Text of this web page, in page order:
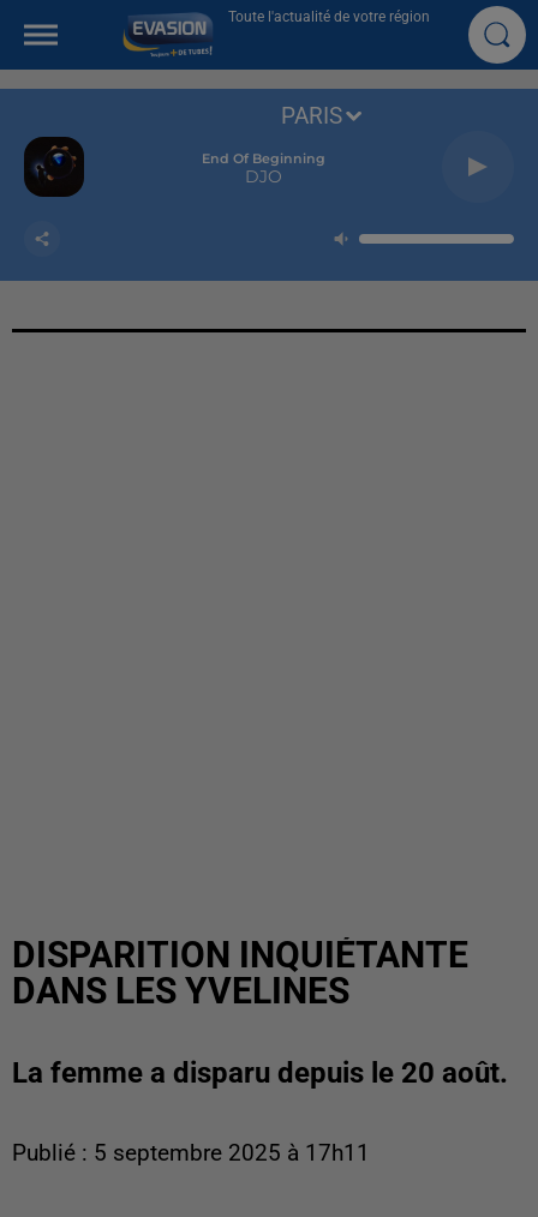
Toute l'actualité de votre région
End Of Beginning
DJO
PARIS
DISPARITION INQUIÉTANTE
DANS LES YVELINES
La femme a disparu depuis le 20 août.
Publié : 5 septembre 2025 à 17h11